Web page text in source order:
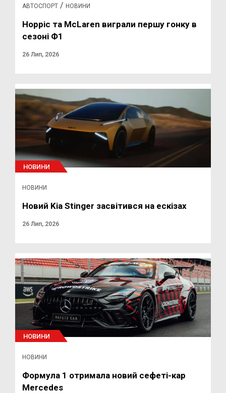
АВТОСПОРТ / НОВИНИ
Норріс та McLaren виграли першу гонку в
сезоні Ф1
26 Лип, 2026
НОВИНИ
НОВИНИ
Новий Kia Stinger засвітився на ескізах
26 Лип, 2026
НОВИНИ
НОВИНИ
Формула 1 отримала новий сефеті-кар
Mercedes